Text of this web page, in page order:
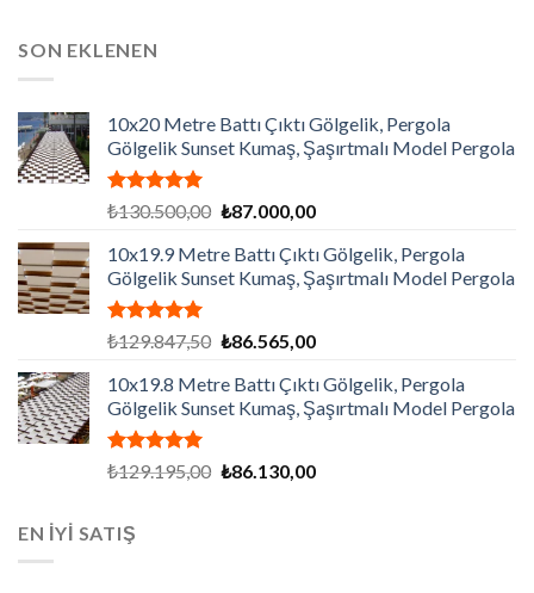
SON EKLENEN
10x20 Metre Battı Çıktı Gölgelik, Pergola
Gölgelik Sunset Kumaş, Şaşırtmalı Model Pergola
5 üzerinden
aldı
₺130.500,00 Orijinal
₺130.500,00.
₺87.000,00Şu
fiyat:
₺87.000,00.
10x19.9 Metre Battı Çıktı Gölgelik, Pergola
Gölgelik Sunset Kumaş, Şaşırtmalı Model Pergola
5 üzerinden
aldı
₺129.847,50 Orijinal
₺129.847,50.
₺86.565,00Şu
fiyat:
₺86.565,00.
10x19.8 Metre Battı Çıktı Gölgelik, Pergola
Gölgelik Sunset Kumaş, Şaşırtmalı Model Pergola
5 üzerinden
₺129.195,00 Orijinal
₺86.130,00Şu
EN İYİ SATIŞ